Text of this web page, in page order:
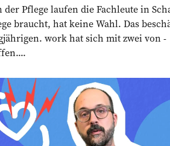
der Pflege laufen die ­Fachleute in
braucht, hat keine Wahl. Das
work hat sich mit zwei von